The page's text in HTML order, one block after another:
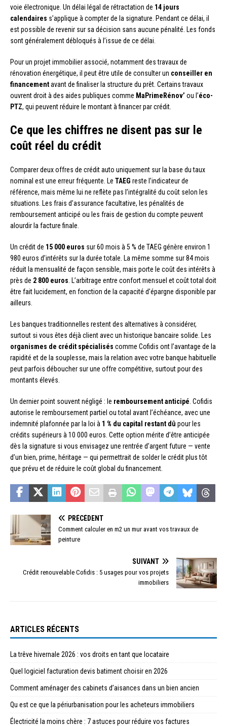
voie électronique. Un délai légal de rétractation de 14 jours
calendaires s’applique à compter de la signature. Pendant ce délai, il
est possible de revenir sur sa décision sans aucune pénalité. Les fonds
sont généralement débloqués à l’issue de ce délai.
Pour un projet immobilier associé, notamment des travaux de
rénovation énergétique, il peut être utile de consulter un conseiller en
financementavant de finaliser la structure du prêt. Certains travaux
ouvrent droit à des aides publiques comme MaPrimeRénov’ ou l’éco-
PTZ, qui peuvent réduire le montant à financer par crédit.
Ce que les chiffres ne disent pas sur le
coût réel du crédit
Comparer deux offres de crédit auto uniquement sur la base du taux
nominal est une erreur fréquente. Le TAEG reste l’indicateur de
référence, mais même lui ne reflète pas l’intégralité du coût selon les
situations. Les frais d’assurance facultative, les pénalités de
remboursement anticipé ou les frais de gestion du compte peuvent
alourdir la facture finale.
Un crédit de 15 000 euros sur 60 mois à 5 % de TAEG génère environ 1
980 euros d’intérêts sur la durée totale. La même somme sur 84 mois
réduit la mensualité de façon sensible, mais porte le coût des intérêts à
près de 2 800 euros. L’arbitrage entre confort mensuel et coût total doit
être fait lucidement, en fonction de la capacité d’épargne disponible par
ailleurs.
Les banques traditionnelles restent des alternatives à considérer,
surtout si vous êtes déjà client avec un historique bancaire solide. Les
organismes de crédit spécialisés comme Cofidis ont l’avantage de la
rapidité et de la souplesse, mais la relation avec votre banque habituelle
peut parfois déboucher sur une offre compétitive, surtout pour des
montants élevés.
Un dernier point souvent négligé : le remboursement anticipé. Cofidis
autorise le remboursement partiel ou total avant l’échéance, avec une
indemnité plafonnée par la loi à 1 % du capital restant dû pour les
crédits supérieurs à 10 000 euros. Cette option mérite d’être anticipée
dès la signature si vous envisagez une rentrée d’argent future — vente
d’un bien, prime, héritage — qui permettrait de solder le crédit plus tôt
que prévu et de réduire le coût global du financement.
PRÉCÉDENT
Comment calculer en m2 un mur avant vos travaux de
peinture
SUIVANT
Crédit renouvelable Cofidis : 5 usages pour vos projets
immobiliers
ARTICLES RÉCENTS
La trêve hivernale 2026 : vos droits en tant que locataire
Quel logiciel facturation devis batiment choisir en 2026
Comment aménager des cabinets d’aisances dans un bien ancien
Qu est ce que la périurbanisation pour les acheteurs immobiliers
Électricité la moins chère : 7 astuces pour réduire vos factures